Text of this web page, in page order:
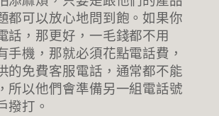
都可以放心地問到飽。如果你
話，那更好，一毛錢都不用
手機，那就必須花點電話費，
的免費客服電話，通常都不能
所以他們會準備另一組電話號
撥打。